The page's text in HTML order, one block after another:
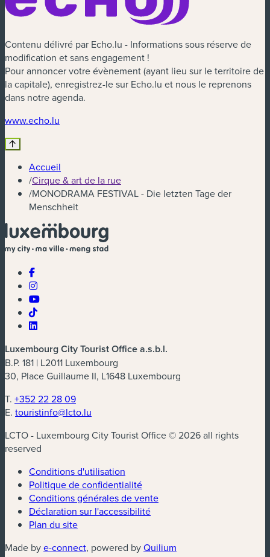
Contenu délivré par Echo.lu - Informations sous réserve de
modification et sans engagement !
Pour annoncer votre évènement (ayant lieu sur le territoire de
la capitale), enregistrez-le sur Echo.lu et nous le reprenons
dans notre agenda.
www.echo.lu
Accueil
/Cirque & art de la rue
/MONODRAMA FESTIVAL - Die letzten Tage der
Menschheit
Luxembourg City Tourist Office a.s.b.l.
B.P. 181 | L2011 Luxembourg
30, Place Guillaume II, L1648 Luxembourg
T. +352 22 28 09
E. touristinfo@lcto.lu
LCTO - Luxembourg City Tourist Office © 2026 all rights
reserved
Conditions d'utilisation
Politique de confidentialité
Conditions générales de vente
Déclaration sur l'accessibilité
Plan du site
Made bye-connect(nouvelle fenêtre)
, powered byQuilium